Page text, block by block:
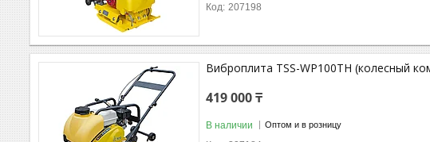
207198
Виброплита TSS-WP100TH (колесный
419 000 ₸
В наличии Оптом и в розницу